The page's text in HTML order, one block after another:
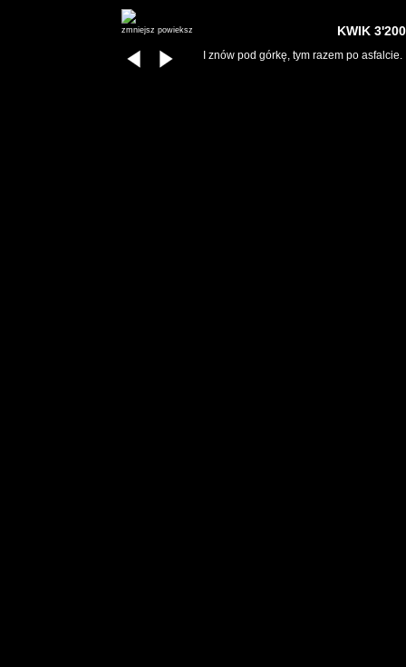
zmniejsz powieksz KWIK
I znów pod górkę, tym razem po asfalcie.